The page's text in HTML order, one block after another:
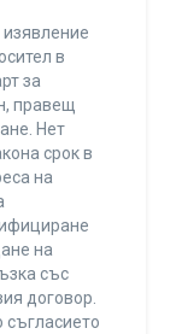
в
за
правещ
Нет
срок в
на
на
със
договор.